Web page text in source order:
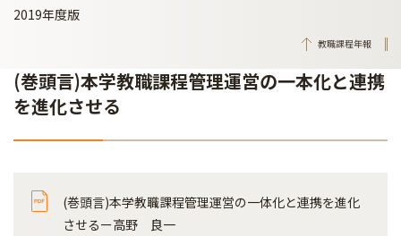
2019年度版
教職課程年報
(巻頭言)本学教職課程管理運営の一本化と連携
を進化させる
(巻頭言)本学教職課程管理運営の一体化と連携を進化
させるー高野 良一